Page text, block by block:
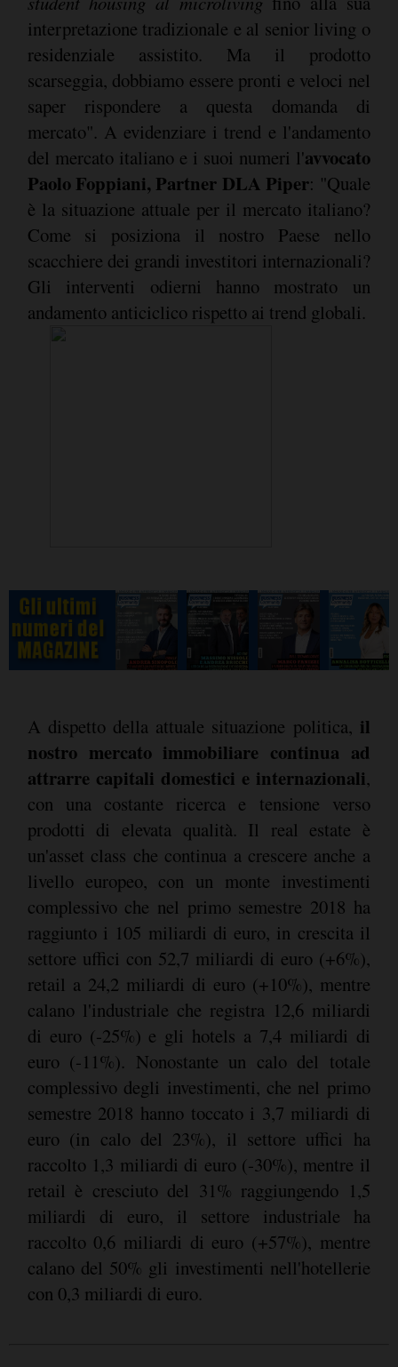
interpretazione tradizionale e al senior living o
residenziale assistito. Ma il prodotto
scarseggia, dobbiamo essere pronti e veloci nel
saper rispondere a questa domanda di
mercato". A evidenziare i trend e l'andamento
del mercato italiano e i suoi numeri l'avvocato
Paolo Foppiani, Partner DLA Piper: "Quale
è la situazione attuale per il mercato italiano?
Come si posiziona il nostro Paese nello
scacchiere dei grandi investitori internazionali?
Gli interventi odierni hanno mostrato un
andamento anticiclico rispetto ai trend globali.
A dispetto della attuale situazione politica, il
nostro mercato immobiliare continua ad
attrarre capitali domestici e internazionali,
con una costante ricerca e tensione verso
prodotti di elevata qualità. Il real estate è
un'asset class che continua a crescere anche a
livello europeo, con un monte investimenti
complessivo che nel primo semestre 2018 ha
raggiunto i 105 miliardi di euro, in crescita il
settore uffici con 52,7 miliardi di euro (+6%),
retail a 24,2 miliardi di euro (+10%), mentre
calano l'industriale che registra 12,6 miliardi
di euro (-25%) e gli hotels a 7,4 miliardi di
euro (-11%). Nonostante un calo del totale
complessivo degli investimenti, che nel primo
semestre 2018 hanno toccato i 3,7 miliardi di
euro (in calo del 23%), il settore uffici ha
raccolto 1,3 miliardi di euro (-30%), mentre il
retail è cresciuto del 31% raggiungendo 1,5
miliardi di euro, il settore industriale ha
raccolto 0,6 miliardi di euro (+57%), mentre
calano del 50% gli investimenti nell'hotellerie
con 0,3 miliardi di euro.